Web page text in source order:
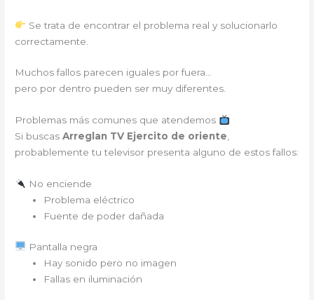
Se trata de encontrar el problema real y solucionarlo
correctamente.
Muchos fallos parecen iguales por fuera…
pero por dentro pueden ser muy diferentes.
Problemas más comunes que atendemos
Si buscasArreglan TV Ejercito de oriente,
probablemente tu televisor presenta alguno de estos fallos:
No enciende
Problema eléctrico
Fuente de poder dañada
Pantalla negra
Hay sonido pero no imagen
Fallas en iluminación